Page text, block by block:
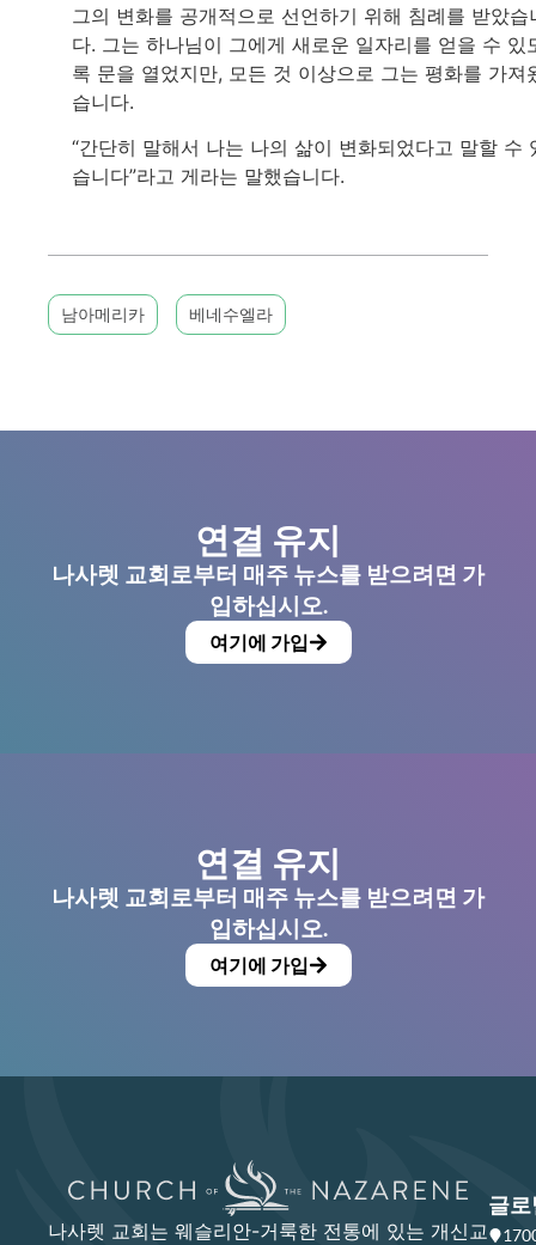
그의 변화를 공개적으로 선언하기 위해 침례를 받았습
다. 그는 하나님이 그에게 새로운 일자리를 얻을 수 있
록 문을 열었지만, 모든 것 이상으로 그는 평화를 가져
습니다.
“간단히 말해서 나는 나의 삶이 변화되었다고 말할 수
습니다”라고 게라는 말했습니다.
남아메리카 베네수엘라
연결 유지
나사렛 교회로부터 매주 뉴스를 받으려면 가
입하십시오.
여기에 가입
연결 유지
나사렛 교회로부터 매주 뉴스를 받으려면 가
입하십시오.
여기에 가입
나사렛 교회는 웨슬리안-거룩한 전통에 있는 개신교
글로